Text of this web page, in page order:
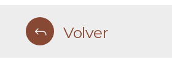
Volver